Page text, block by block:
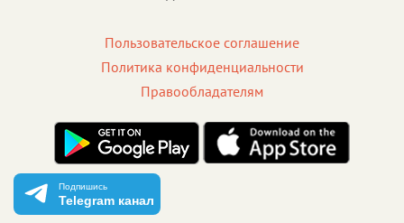
Пользовательское соглашение
Политика конфиденциальности
Правообладателям
Подпишись
Telegram канал